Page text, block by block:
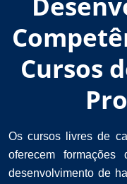
Cursos
Os cursos livres de
oferecem
desenvolvimento de